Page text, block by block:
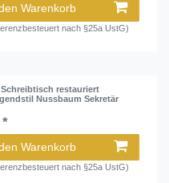
Warenkorb
nach §25a UstG)
restauriert
Nussbaum Sekretär
*
Warenkorb
nach §25a UstG)